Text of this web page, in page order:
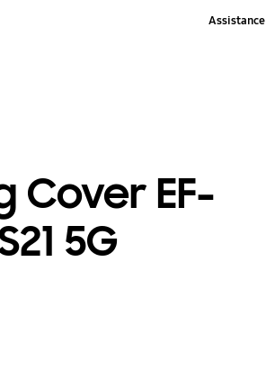
Assistance
Cover EF-
5G